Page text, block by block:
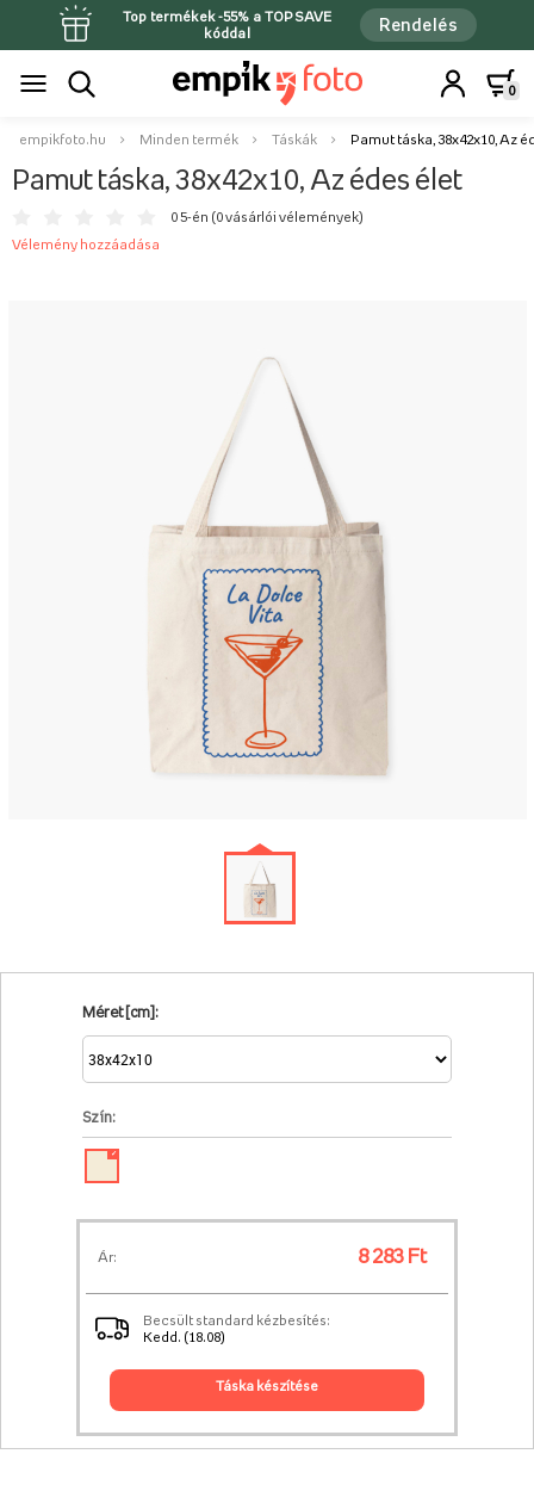
Top termékek -55% a TOPSAVE
kóddal
Rendelés
0
empikfoto.hu Minden termék Táskák Pamut táska, 38x42x10, Az
Pamut táska, 38x42x10, Az édes élet
0 5-én (0 vásárlói vélemények)
Vélemény hozzáadása
Méret [cm]:
Szín:
✓
Ár: 8 283 Ft
Becsült standard kézbesítés:
Kedd. (18.08)
táska készítése